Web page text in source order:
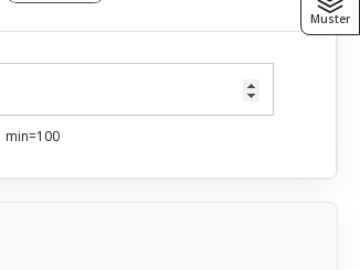
min=100
Muster